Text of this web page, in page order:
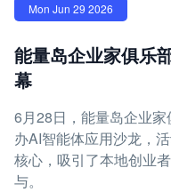
Mon Jun 29 2026
能量岛企业家俱乐
幕
6月28日，能量岛企业
办AI智能体应用沙龙，
核心，吸引了本地创业
与。